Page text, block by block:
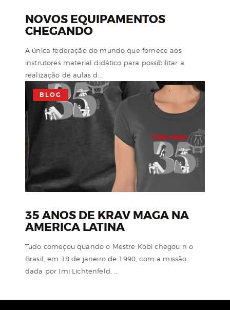
NOVOS EQUIPAMENTOS
CHEGANDO
A única federação do mundo que fornece aos
instrutores material didático para possibilitar a
realização de aulas d...
BLOG
35 ANOS DE KRAV MAGA NA
AMERICA LATINA
Tudo começou quando o Mestre Kobi chegou n o
Brasil, em 18 de janeiro de 1990, com a missão
dada por Imi Lichtenfeld, ...